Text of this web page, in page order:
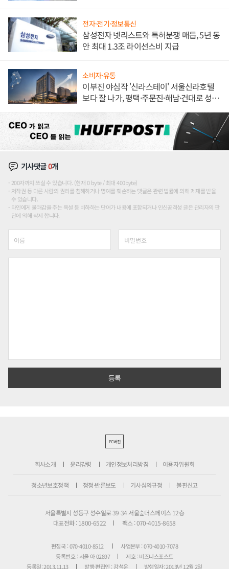
전자·전기·정보통신
삼성전자 넷리스트와 특허분쟁 매듭, 5년 동
안 최대 1.3조 라이선스비 지급
소비자·유통
이부진 야심작 '신라스테이' 서울신라호텔
보다 잘 나가, 평택·주문진·해남·건대로 성
기사댓글0개
200자까지 쓰실 수 있습니다. (현재 0 byte / 최대 400byte)
저작권 등 다른 사람의 권리를 침해하거나 명예를 훼손하는 댓글은 관련 법률에 의해 제재를 받을
수 있습니다.
타인에게 불쾌감을 주는 욕설 등 비하하는 단어가 내용에 포함되거나 인신공격성 글은 관리자의 판
단에 의해 삭제 합니다.
PC버전
회사소개 윤리강령 개인정보처리방침 이용자위원회
청소년보호정책 정정·반론보도 기사심의규정 불편신고
서울특별시 성동구 성수일로 39-34 서울숲더스페이스 12층
대표전화 : 1800-6522
팩스 : 070-4015-8658
편집국 : 070-4010-8512
사업본부 : 070-4010-7078
등록번호 : 서울 아 02897
제호 : 비즈니스포스트
등록일: 2013.11.13
발행·편집인 : 강석운 발행일자: 2013년 12월 2일